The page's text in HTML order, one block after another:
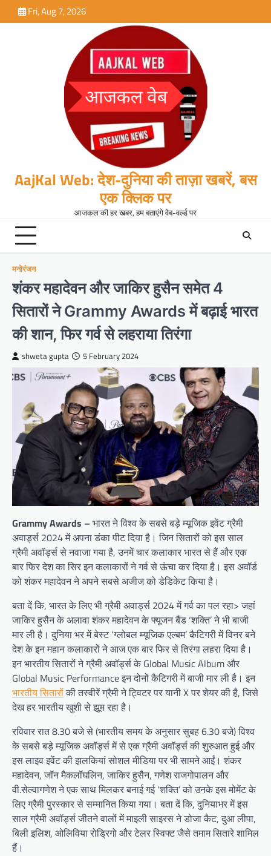
to
Fri, Aug 7, 2026
AajKal Web: देश-दुनिया की ताज़ा खबरें, बस
एक क्लिक पर
आजकल की हर खबर, हम बताएंगे वेब-वर्ल्ड पर
मनोरंजन
शंकर महादेवन और जाकिर हुसैन समेत 4
सितारों ने Grammy Awards में बढ़ाई भारत
की शान, फिर गर्व से लहराया तिरंगा
shweta gupta 5 February 2024
Grammy Awards – भारत ने विश्व के सबसे बड़े म्यूजिक इवेंट ग्रैमी
अवार्ड्स 2024 में अपना डंका पीट दिया है। जिन सितारों को इस साल
ग्रैमी अवॉर्ड्स से नवाजा गया है, उनमें चार कलाकार भारत से हैं और एक
बार फिर देश का सिर इन कलाकारों ने गर्व से ऊंचा कर दिया है। इस अवॉर्ड
को शंकर महादेवन ने अपने सबसे अजीज को डेडिकेट किया है।
बता दें कि, भारत के लिए भी ग्रैमी अवार्ड्स 2024 में गर्व का पल रहा> जहां
जाकिर हुसैन के अलावा शंकर महादेवन के फ्यूजन बैंड ‘शक्ति’ ने भी बाजी
मार ली है। दुनिया भर में बेस्ट ‘ग्लोबल म्यूजिक एल्बम’ कैटिगरी में विनर बने
देश के इन महान कलाकारों ने आज एक बार फिर से तिरंगा लहरा दिया है।
इन भारतीय सितारों ने ग्रैमी अवॉर्ड्स के Global Music Album और
Global Music Performance इन दोनों कैटिगरी में बाजी मार ली है। इन
भारतीय सितारोंकी तस्वीरें ग्रैमी ने ट्विटर पर यानी X पर शेयर की है, जिसे
देख हर भारतीय खुशी से झूम रहा है।
रविवार रात 8.30 बजे से (भारतीय समय के अनुसार सुबह 6.30 बजे) विश्व
के सबसे बड़े म्यूजिक अवॉर्ड्स में से एक ग्रैमी अवॉर्ड्स की शुरुआत हुई और
इस लाइव इवेंट की झलकियां सोशल मीडिया पर भी सामने आईं। शंकर
महादेवन, जॉन मैकलॉघलिन, जाकिर हुसैन, गणेश राजगोपालन और
वी.सेल्वागणेश ने एक साथ मिलकर बनाई गई ‘शक्ति’ को उनके इस मोमेंट के
लिए ग्रैमी पुरस्कार से सम्मानित किया गया। बता दें कि, दुनियाभर में इस
साल ग्रैमी अवॉर्ड्स जीतने वालों में माइली साइरस ने डोजा कैट, दुआ लीपा,
बिली इलिश, ओलिविया रोड्रिगो और टेलर स्विफ्ट जैसे तमाम सितारे शामिल
हैं।